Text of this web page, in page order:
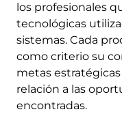
los profesionales
tecnológicas
sistemas. Cada
como criterio su
metas
relación a las
encontradas.